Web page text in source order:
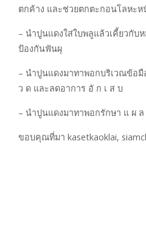
ตกค้าง และช่วยตกตะกอนโลหะห
– นำปูนแดงใส่ใบพลูแล้วเคี้ยวกับ
ป้องกันฟันผุ
– นำปูนแดงมาทาพอกบริเวณข้อมื
ว ด และลดอาการ อั ก เ ส บ
– นำปูนแดงมาทาพอกรักษา แ ผ ล
ขอบคุณที่มา kasetkaoklai,